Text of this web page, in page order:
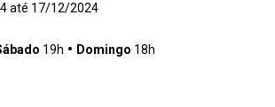
até 17/12/2024
19h Domingo 18h